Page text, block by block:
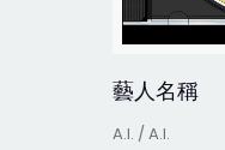
藝人名稱
A.I. / A.I.